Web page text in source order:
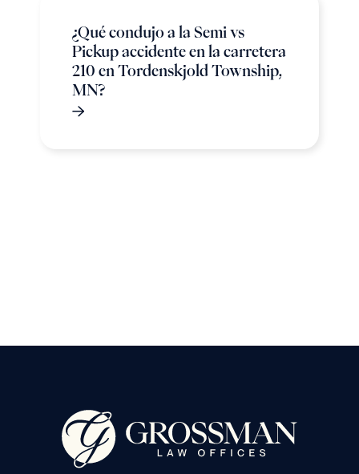
¿Qué condujo a la Semi vs
Pickup accidente en la carretera
210 en Tordenskjold Township,
MN?